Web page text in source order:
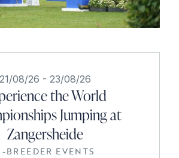
21/08/26 - 23/08/26
the World
Jumping at
Zangersheide
BREEDER EVENTS